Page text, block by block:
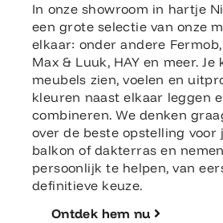
In onze showroom in hartje
een grote selectie van onze
elkaar: onder andere
Max & Luuk, HAY en meer. Je
meubels zien, voelen en
kleuren naast elkaar leggen
combineren. We denken
over de beste opstelling voor
balkon of dakterras en
persoonlijk te helpen, van
definitieve keuze.
Ontdek hem nu